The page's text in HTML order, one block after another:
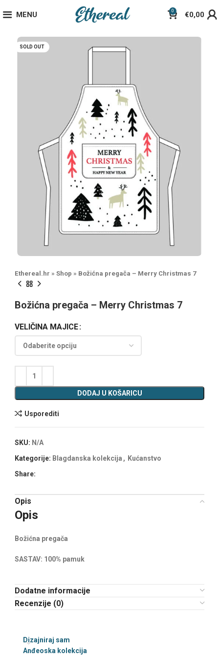
MENU 0 €0,00
SOLD OUT
Ethereal.hr » Shop » Božićna pregača – Merry Christmas 7
Božićna pregača – Merry Christmas 7
VELIČINA MAJICE
DODAJ U KOŠARICU
Usporediti
SKU: N/A
Kategorije: Blagdanska kolekcija , Kućanstvo
Share:
Opis
Opis
Božićna pregača
SASTAV: 100% pamuk
Dodatne informacije
Recenzije (0)
Dizajniraj sam
Anđeoska kolekcija